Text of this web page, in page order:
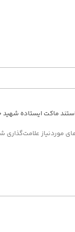
ماکت ایستاده شهید
موردنیاز علامت‌گذاری